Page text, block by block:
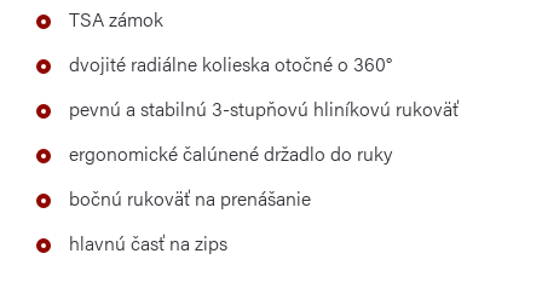
TSA zámok
dvojité radiálne kolieska otočné o 360°
pevnú a stabilnú 3-stupňovú hliníkovú rukoväť
ergonomické čalúnené držadlo do ruky
bočnú rukoväť na prenášanie
hlavnú časť na zips